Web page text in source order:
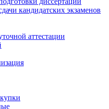
кандидатских экзаменов
аттестации